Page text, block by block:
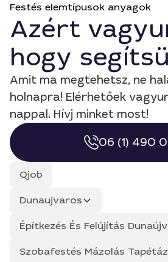
Festés elemtípusok anyagok
Azért
hogy
Amit ma megtehetsz, ne
holnapra! Elérhetőek
nappal. Hívj minket most!
06 (1) 490
Qjob
Dunaujvaros
Építkezés És Felújítás
Szobafestés Mázolás